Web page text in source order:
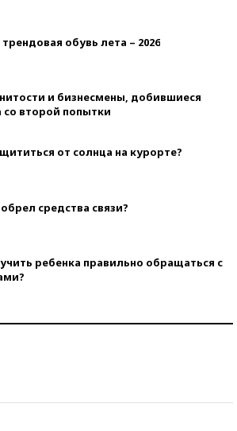
обувь лета – 2026
и бизнесмены, добившиеся
со второй попытки
от солнца на курорте?
средства связи?
ребенка правильно обращаться с